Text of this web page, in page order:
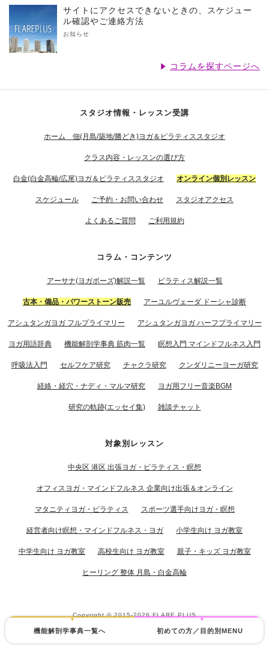
機能解剖学事典一覧へ 初めての方／目的別MENU
サイトにアクセスできないときの、スケジュー
ル確認やご連絡方法
お知らせ
コラムを探すページへ
スタジオ情報・レッスン受講
ホーム 佃(月島/築地/勝どき)ヨガ＆ピラティススタジオ
クラス内容・レッスンの選び方
白金(白金高輪/広尾)ヨガ＆ピラティススタジオ オンライン個別レッスン
スケジュール ご予約・お問い合わせ スタジオアクセス
よくあるご質問 ご利用規約
コラム・コンテンツ
アーサナ(ヨガポーズ)解説一覧 ピラティス解説一覧
古本・備品・パワーストーン販売 アーユルヴェーダ ドーシャ診断
アシュタンガヨガ フルプライマリー アシュタンガヨガ ハーフプライマリー
ヨガ用語辞典 機能解剖学事典 筋肉一覧 瞑想入門 マインドフルネス入門
呼吸法入門 セルフケア研究 チャクラ研究 クンダリニーヨーガ研究
経絡・経穴・ナディ・マルマ研究 ヨガ用フリー音楽BGM
研究の軌跡(エッセイ集) 雑談チャット
対象別レッスン
中央区 港区 出張ヨガ・ピラティス・瞑想
オフィスヨガ・マインドフルネス 企業向け出張＆オンライン
マタニティヨガ・ピラティス スポーツ選手向けヨガ・瞑想
経営者向け瞑想・マインドフルネス・ヨガ 小学生向け ヨガ教室
中学生向け ヨガ教室 高校生向け ヨガ教室 親子・キッズ ヨガ教室
ヒーリング 整体 月島・白金高輪
Copyright © 2015-2026FLARE PLUS